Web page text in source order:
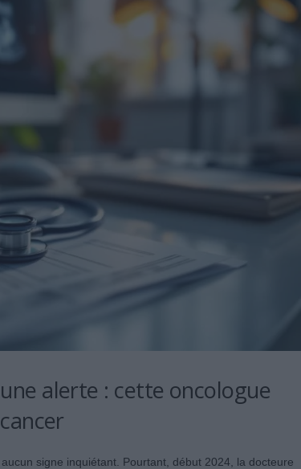
alerte : cette oncologue
signe inquiétant. Pourtant, début 2024, la docteure